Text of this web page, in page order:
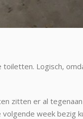
Logisch,
zitten er al
week bezig